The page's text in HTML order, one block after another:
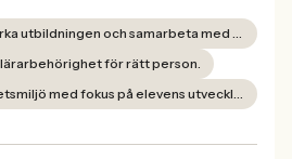
Möjlighet att påverka utbildningen och samarbeta med branschen.
för rätt person.
Engagerande arbetsmiljö med fokus på elevens utveckling.